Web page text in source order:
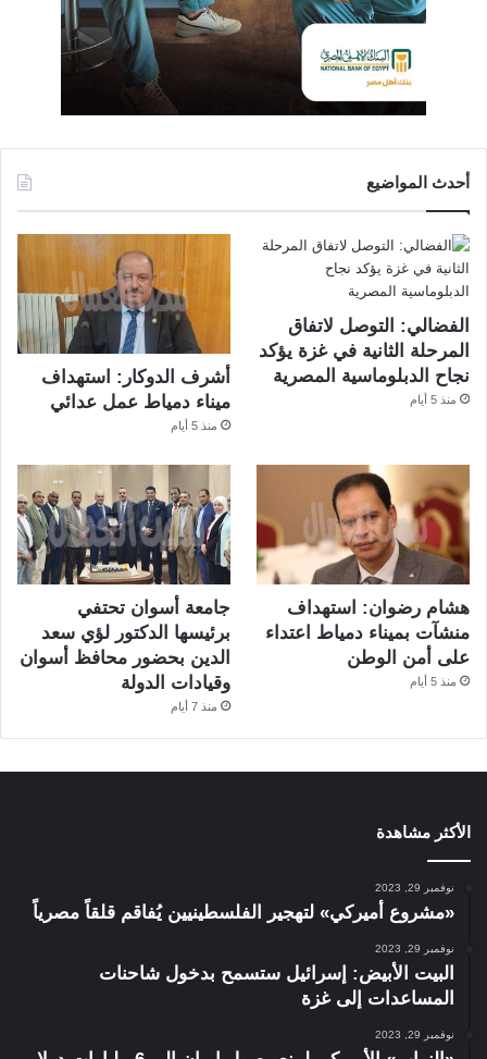
أحدث المواضيع
الفضالي: التوصل لاتفاق
المرحلة الثانية في غزة يؤكد
نجاح الدبلوماسية المصرية
منذ 5 أيام
أشرف الدوكار: استهداف
ميناء دمياط عمل عدائي
منذ 5 أيام
هشام رضوان: استهداف
منشآت بميناء دمياط اعتداء
على أمن الوطن
منذ 5 أيام
جامعة أسوان تحتفي
برئيسها الدكتور لؤي سعد
الدين بحضور محافظ أسوان
وقيادات الدولة
منذ 7 أيام
الأكثر مشاهدة
نوفمبر 29, 2023
«مشروع أميركي» لتهجير الفلسطينيين يُفاقم قلقاً مصرياً
نوفمبر 29, 2023
البيت الأبيض: إسرائيل ستسمح بدخول شاحنات
المساعدات إلى غزة
نوفمبر 29, 2023